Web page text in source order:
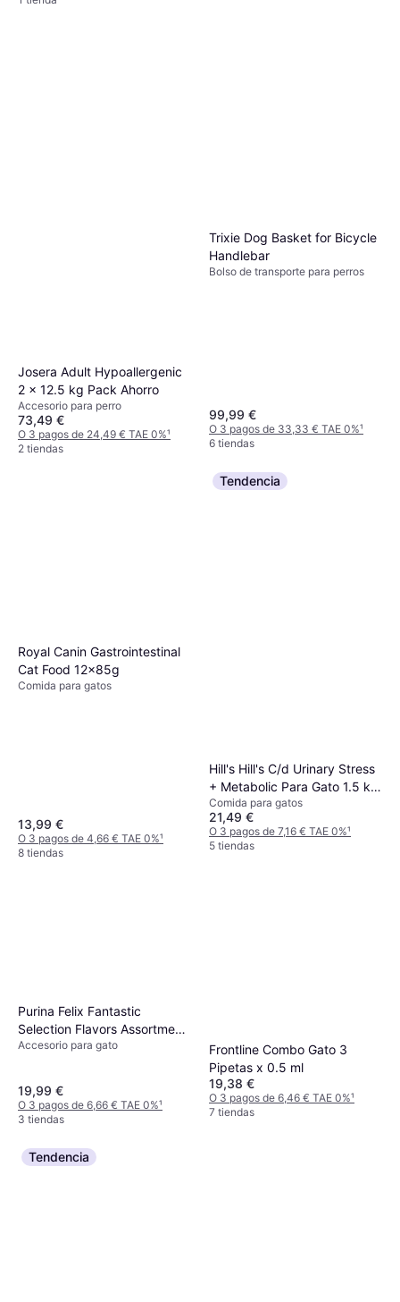
Josera Adult Hypoallergenic
2 x 12.5 kg Pack Ahorro
Accesorio para perro
73,49 €
O 3 pagos de 24,49 € TAE 0%¹
2 tiendas
Trixie Dog Basket for Bicycle
Handlebar
Bolso de transporte para perros
99,99 €
O 3 pagos de 33,33 € TAE 0%¹
6 tiendas
Royal Canin Gastrointestinal
Cat Food 12x85g
Comida para gatos
13,99 €
O 3 pagos de 4,66 € TAE 0%¹
8 tiendas
Tendencia
Hill's Hill's C/d Urinary Stress
+ Metabolic Para Gato 1.5 kg
1.5kg
Comida para gatos
21,49 €
O 3 pagos de 7,16 € TAE 0%¹
5 tiendas
Purina Felix Fantastic
Selection Flavors Assortment
Pack 44x85g
Accesorio para gato
19,99 €
O 3 pagos de 6,66 € TAE 0%¹
3 tiendas
Frontline Combo Gato 3
Pipetas x 0.5 ml
19,38 €
O 3 pagos de 6,46 € TAE 0%¹
7 tiendas
Tendencia